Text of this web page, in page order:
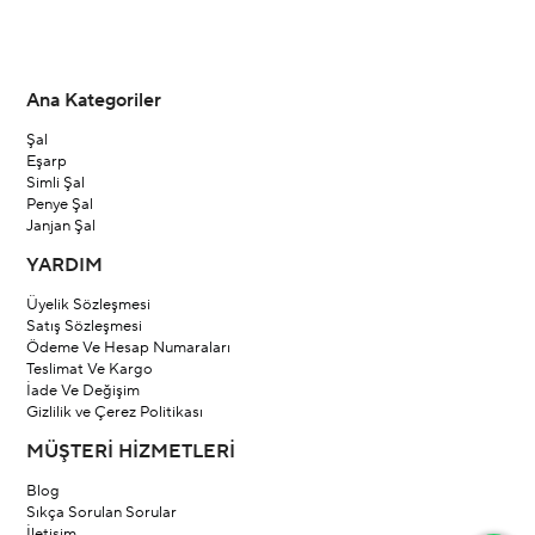
Ana Kategoriler
Şal
Eşarp
Simli Şal
Penye Şal
Janjan Şal
YARDIM
Üyelik Sözleşmesi
Satış Sözleşmesi
Ödeme Ve Hesap Numaraları
Teslimat Ve Kargo
İade Ve Değişim
Gizlilik ve Çerez Politikası
MÜŞTERİ HİZMETLERİ
Blog
Sıkça Sorulan Sorular